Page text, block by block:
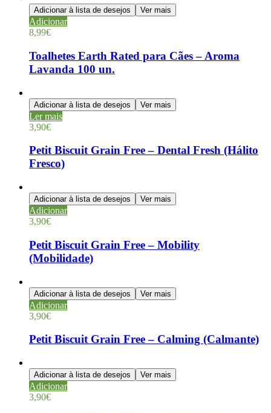
Adicionar à lista de desejos Ver mais
Adicionar
8,99€
Toalhetes Earth Rated para Cães – Aroma
Lavanda 100 un.
Adicionar à lista de desejos Ver mais
Ler mais
3,90€
Petit Biscuit Grain Free – Dental Fresh (Hálito
Fresco)
Adicionar à lista de desejos Ver mais
Adicionar
3,90€
Petit Biscuit Grain Free – Mobility
(Mobilidade)
Adicionar à lista de desejos Ver mais
Adicionar
3,90€
Petit Biscuit Grain Free – Calming (Calmante)
Adicionar à lista de desejos Ver mais
Adicionar
3,90€